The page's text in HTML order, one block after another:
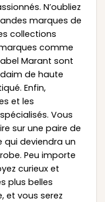
N’oubliez
marques de
collections
comme
Marant sont
de haute
Enfin,
et les
Vous
sur une paire de
deviendra un
Peu importe
curieux et
plus belles
et vous serez